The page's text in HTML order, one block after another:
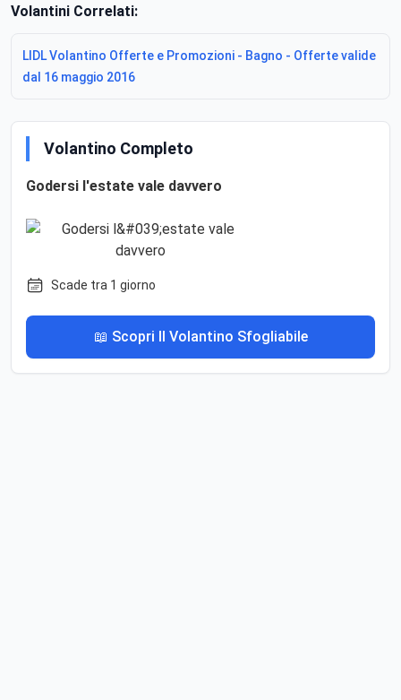
Volantini Correlati:
LIDL Volantino Offerte e Promozioni - Bagno - Offerte valide
dal 16 maggio 2016
Volantino Completo
Godersi l'estate vale davvero
Scade tra 1 giorno
📖 Scopri Il Volantino Sfogliabile